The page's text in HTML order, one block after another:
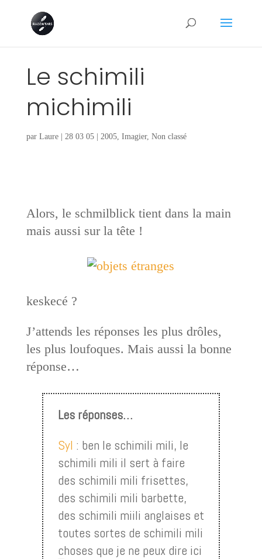
Le schimili
michimili
par Laure| 28 03 05| 2005, Imagier, Non classé
Alors, le schmilblick tient dans la main
mais aussi sur la tête !
keskecé ?
J’attends les réponses les plus drôles,
les plus loufoques. Mais aussi la bonne
réponse…
Les réponses…
Syl : ben le schimili mili, le
schimili mili il sert à faire
des schimili mili frisettes,
des schimili mili barbette,
des schimili miili anglaises et
toutes sortes de schimili mili
choses que je ne peux dire ici